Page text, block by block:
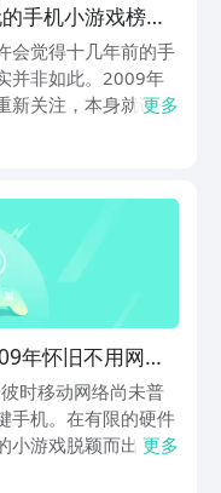
手机小游戏榜单
会觉得十几年前的手
并非如此。2009年
新关注，本身就说明
小编就来给大家介
更多
年怀旧不用网络
时移动网络尚未普
手机。在有限的硬件
小游戏脱颖而出，成
休闲消除，这些作
更多